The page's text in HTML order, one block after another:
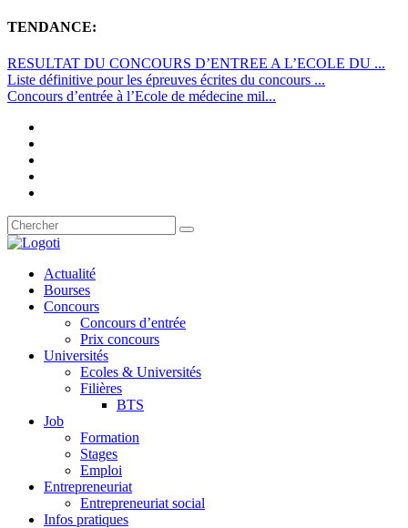
TENDANCE:
RESULTAT DU CONCOURS D’ENTREE A L’ECOLE DU ...
Liste définitive pour les épreuves écrites du concours ...
Concours d’entrée à l’Ecole de médecine mil...
Actualité
Bourses
Concours
Concours d’entrée
Prix concours
Universités
Ecoles & Universités
Filières
BTS
Job
Formation
Stages
Emploi
Entrepreneuriat
Entrepreneuriat social
Infos pratiques